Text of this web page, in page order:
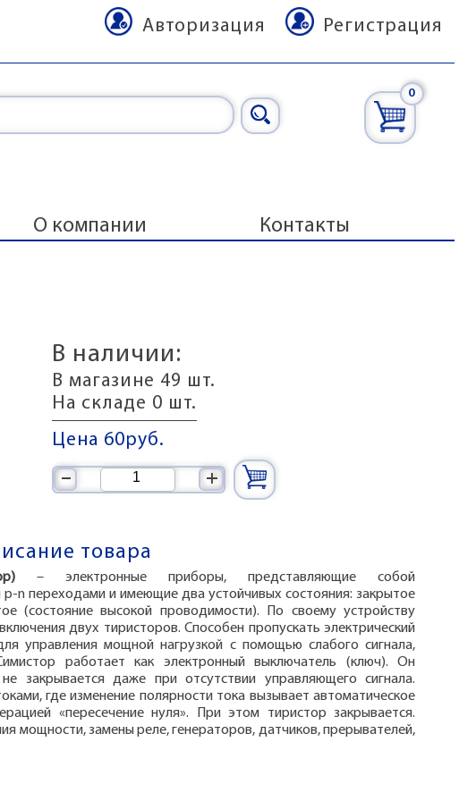
Регистрация
Авторизация
0
О компании Контакты
В наличии:
В магазине 49 шт.
На складе 0 шт.
Цена 60руб.
+
–
товара
– электронные приборы, представляющие собой
n переходами и имеющие два устойчивых состояния: закрытое
(состояние высокой проводимости). По своему устройству
двух тиристоров. Способен пропускать электрический
управления мощной нагрузкой с помощью слабого сигнала,
работает как электронный выключатель (ключ). Он
закрывается даже при отсутствии управляющего сигнала.
где изменение полярности тока вызывает автоматическое
«пересечение нуля». При этом тиристор закрывается.
мощности, замены реле, генераторов, датчиков, прерывателей,